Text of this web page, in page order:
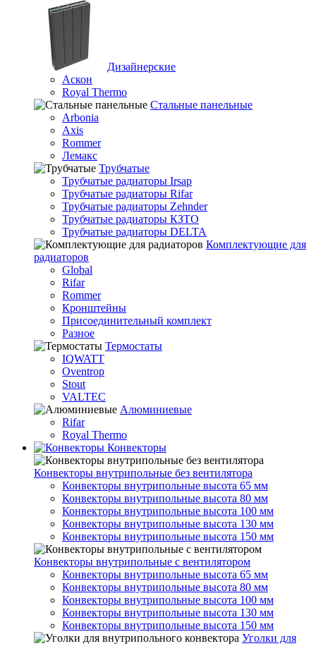
Дизайнерские
Аскон
Royal Thermo
Стальные панельные
Arbonia
Axis
Rommer
Лемакс
Трубчатые
Трубчатые радиаторы Irsap
Трубчатые радиаторы Rifar
Трубчатые радиаторы Zehnder
Трубчатые радиаторы КЗТО
Трубчатые радиаторы DELTA
Комплектующие для
радиаторов
Global
Rifar
Rommer
Кронштейны
Присоединительный комплект
Разное
Термостаты
IQWATT
Oventrop
Stout
VALTEC
Алюминиевые
Rifar
Royal Thermo
Конвекторы
Конвекторы внутрипольные без вентилятора
Конвекторы внутрипольные высота 65 мм
Конвекторы внутрипольные высота 80 мм
Конвекторы внутрипольные высота 100 мм
Конвекторы внутрипольные высота 130 мм
Конвекторы внутрипольные высота 150 мм
Конвекторы внутрипольные с вентилятором
Конвекторы внутрипольные высота 65 мм
Конвекторы внутрипольные высота 80 мм
Конвекторы внутрипольные высота 100 мм
Конвекторы внутрипольные высота 130 мм
Конвекторы внутрипольные высота 150 мм
Уголки для